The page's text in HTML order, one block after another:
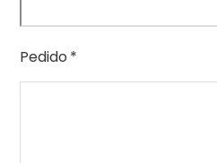
i
o
Pedido *